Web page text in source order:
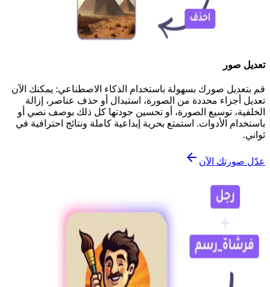
تعديل صور
قم بتعديل صورك بسهولة باستخدام الذكاء الاصطناعي: يمكنك الآن
تعديل أجزاء محددة من الصورة، استبدال أو حذف عناصر، إزالة
الخلفية، توسيع الصورة، أو تحسين جودتها كل ذلك بوصف نصي أو
باستخدام الأدوات. استمتع بحرية إبداعية كاملة ونتائج احترافية في
ثواني.
عدّل صورتك الآن